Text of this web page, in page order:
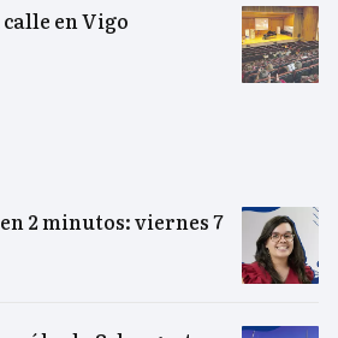
en Vigo
2 minutos: viernes 7